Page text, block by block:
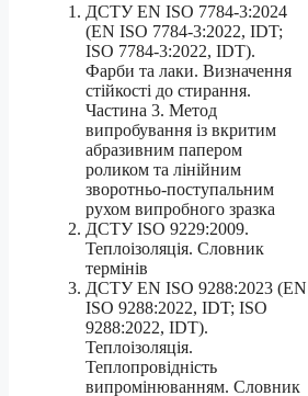
ДСТУ EN ISO 7784-3:2024
(EN ISO 7784-3:2022, IDT;
ISO 7784-3:2022, IDT).
Фарби та лаки. Визначення
стійкості до стирання.
Частина 3. Метод
випробування із вкритим
абразивним папером
роликом та лінійним
зворотньо-поступальним
рухом випробного зразка
ДСТУ ISO 9229:2009.
Теплоізоляція. Словник
термінів
ДСТУ EN ISO 9288:2023 (EN
ISO 9288:2022, IDT; ISO
9288:2022, IDT).
Теплоізоляція.
Теплопровідність
випромінюванням. Словник